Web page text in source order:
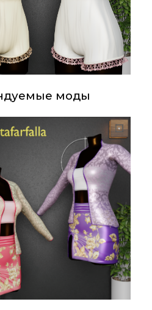
моды